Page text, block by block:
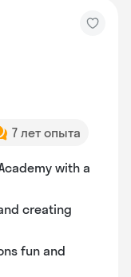
7 лет опыта
with a
creating
fun and